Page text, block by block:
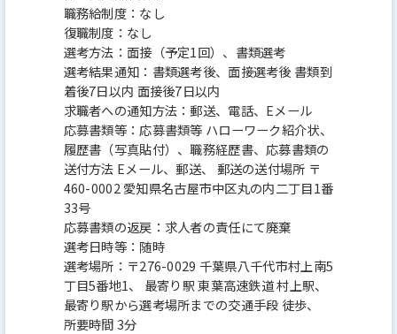
職務給制度：なし
復職制度：なし
選考方法：面接（予定1回）、書類選考
選考結果通知：書類選考後、面接選考後 書類到
着後7日以内 面接後7日以内
求職者への通知方法：郵送、電話、Eメール
応募書類等：応募書類等 ハローワーク紹介状、
履歴書（写真貼付）、職務経歴書、応募書類の
送付方法 Eメール、郵送、 郵送の送付場所 〒
460-0002 愛知県名古屋市中区丸の内二丁目1番
33号
応募書類の返戻：求人者の責任にて廃棄
選考日時等：随時
選考場所：〒276-0029 千葉県八千代市村上南5
丁目5番地1、 最寄り駅 東葉高速鉄道 村上駅、
最寄り駅から選考場所までの交通手段 徒歩、
所要時間 3分